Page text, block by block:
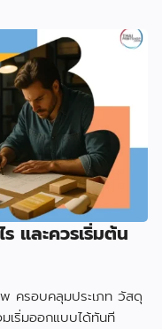
และควรเริ่มต้น
ครอบคลุมประเภท วัสดุ
เริ่มออกแบบได้ทันที